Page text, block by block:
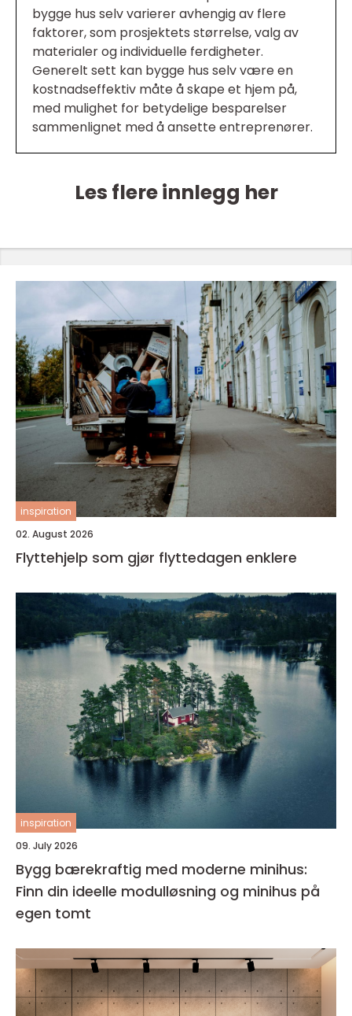
bygge hus selv varierer avhengig av flere
faktorer, som prosjektets størrelse, valg av
materialer og individuelle ferdigheter.
Generelt sett kan bygge hus selv være en
kostnadseffektiv måte å skape et hjem på,
med mulighet for betydelige besparelser
sammenlignet med å ansette entreprenører.
Les flere innlegg her
inspiration
02. August 2026
Flyttehjelp som gjør flyttedagen enklere
inspiration
09. July 2026
Bygg bærekraftig med moderne minihus:
Finn din ideelle modulløsning og minihus på
egen tomt